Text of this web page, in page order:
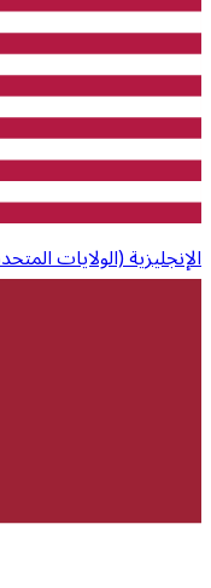
الإنجليزية (الولايات